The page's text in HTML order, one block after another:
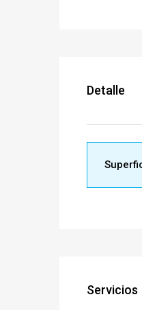
Detalle
Servicios